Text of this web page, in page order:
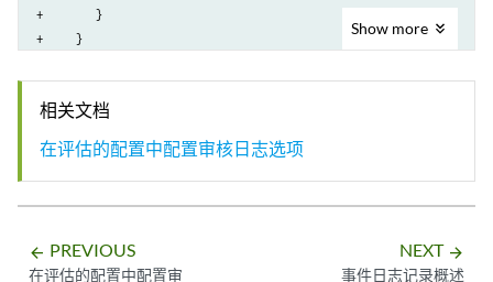
    file syslog {
        any notice;
    file interactive-commands {
        interactive-commands any;
+        }
+     }
–    secret “$ABC123”; # SECRET-DATA
Show more
相关文档
在评估的配置中配置审核日志选项
arrow_backward PREVIOUS
在评估的配置中配置审
NEXT arrow_forward
事件日志记录概述